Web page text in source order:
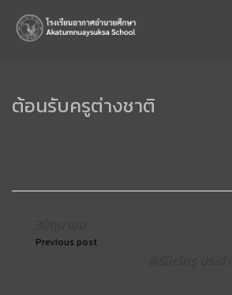
ต้อนรับครูต่างชาติ
Previous post